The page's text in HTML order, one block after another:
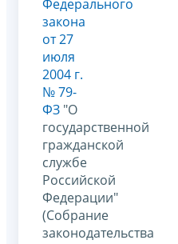
Федерального
закона
от 27
июля
2004 г.
№ 79-
ФЗ "О
государственной
гражданской
службе
Российской
Федерации"
(Собрание
законодательства